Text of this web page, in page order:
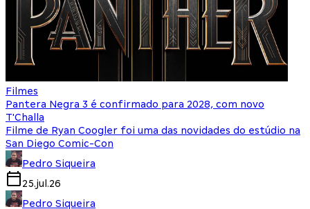
Filmes
Pantera Negra 3 é confirmado para 2028, com novo
T'Challa
Filme de Ryan Coogler foi uma das novidades do estúdio na
San Diego Comic-Con
Pedro Siqueira
25.jul.26
Pedro Siqueira